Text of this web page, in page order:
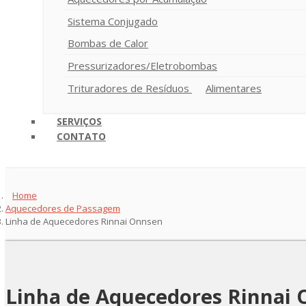
Sistema Conjugado
Bombas de Calor
Pressurizadores/Eletrobombas
Trituradores de Resíduos
Alimentares
SERVIÇOS
CONTATO
Home
Aquecedores de Passagem
Linha de Aquecedores Rinnai Onnsen
Linha de Aquecedores Rinnai